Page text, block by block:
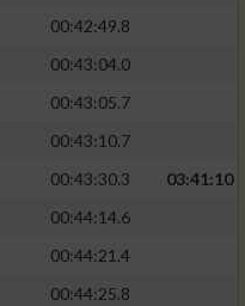
00:42:49.8
00:43:04.0
00:43:05.7
00:43:10.7
00:43:30.3
03:41:10
00:44:14.6
00:44:21.4
00:44:25.8